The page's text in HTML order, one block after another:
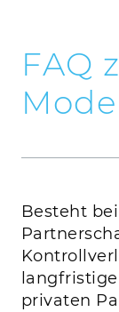
FAQ
Besteht
privaten